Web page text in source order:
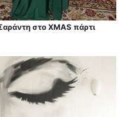
στο XMAS πάρτι